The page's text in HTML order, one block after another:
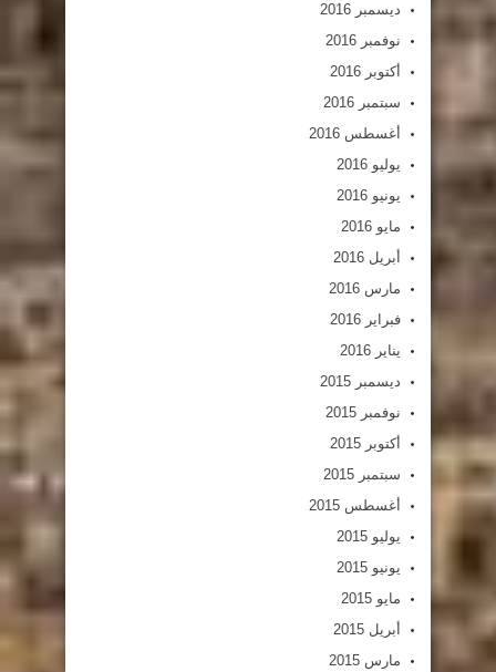
ديسمبر 2016
نوفمبر 2016
أكتوبر 2016
سبتمبر 2016
أغسطس 2016
يوليو 2016
يونيو 2016
مايو 2016
أبريل 2016
مارس 2016
فبراير 2016
يناير 2016
ديسمبر 2015
نوفمبر 2015
أكتوبر 2015
سبتمبر 2015
أغسطس 2015
يوليو 2015
يونيو 2015
مايو 2015
أبريل 2015
مارس 2015